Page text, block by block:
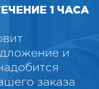
1 ЧАСА
и
заказа